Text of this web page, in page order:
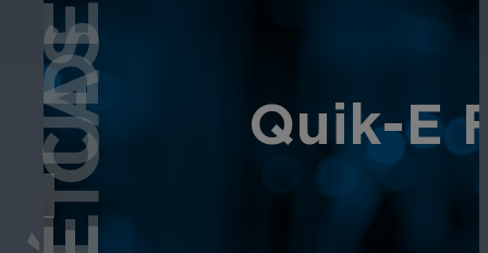
L'hospitalité
Améliorez la sécurité des clients,
chaque zone de votre établissement.
Quik-E